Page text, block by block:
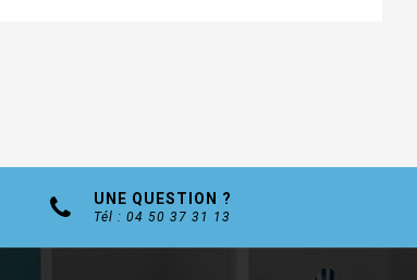
UNE QUESTION ?
Tél : 04 50 37 31 13